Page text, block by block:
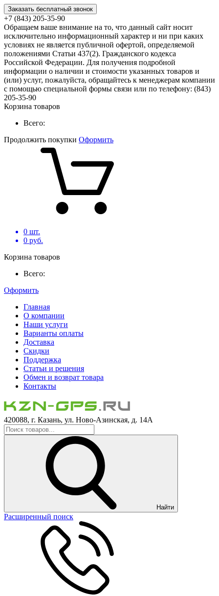
Заказать бесплатный звонок
+7 (843) 205-35-90
Обращаем ваше внимание на то, что данный сайт носит
исключительно информационный характер и ни при каких
условиях не является публичной офертой, определяемой
положениями Статьи 437(2). Гражданского кодекса
Российской Федерации. Для получения подробной
информации о наличии и стоимости указанных товаров и
(или) услуг, пожалуйста, обращайтесь к менеджерам компании
с помощью специальной формы связи или по телефону: (843)
205-35-90
Корзина товаров
Всего:
Продолжить покупки Оформить
0 шт.
0 руб.
Корзина товаров
Всего:
Оформить
Главная
О компании
Наши услуги
Варианты оплаты
Доставка
Скидки
Поддержка
Статьи и решения
Обмен и возврат товара
Контакты
420088, г. Казань, ул. Ново-Азинская, д. 14А
Найти
Расширенный поиск